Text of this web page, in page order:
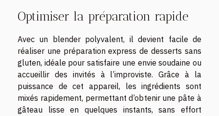
Optimiser la préparation rapide
Avec un blender polyvalent, il devient facile de
réaliser une préparation express de desserts sans
gluten, idéale pour satisfaire une envie soudaine ou
accueillir des invités à l’improviste. Grâce à la
puissance de cet appareil, les ingrédients sont
mixés rapidement, permettant d’obtenir une pâte à
gâteau lisse en quelques instants, sans effort